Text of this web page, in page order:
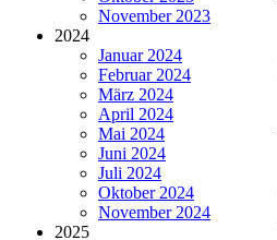
November 2023
2024
Januar 2024
Februar 2024
März 2024
April 2024
Mai 2024
Juni 2024
Juli 2024
Oktober 2024
November 2024
2025